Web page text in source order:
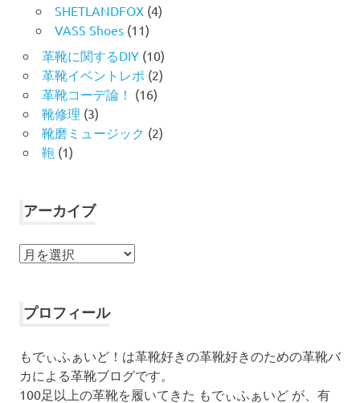
SHETLANDFOX(4)
VASS Shoes(11)
革靴に関するDIY(10)
革靴イベントレポ (2)
革靴コーデ論！ (16)
靴修理 (3)
靴磨ミュージック (2)
鞄 (1)
アーカイブ
ア
イ
プロフィール
もでぃふぁいど！は革靴好きの革靴好きのための革靴バ
カによる革靴ブログです。
100足以上の革靴を履いてきた もでぃふぁいど が、有